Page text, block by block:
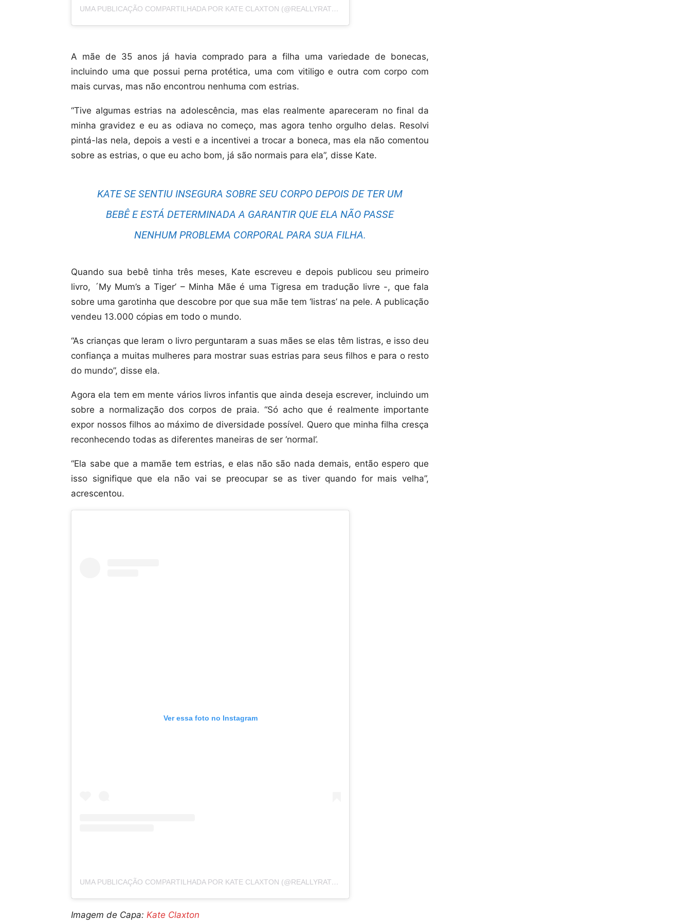
UMA PUBLICAÇÃO COMPARTILHADA POR KATE CLAXTON (@REALLYRATHERWILD)
A mãe de 35 anos já havia comprado para a filha uma variedade de bonecas,
incluindo uma que possui perna protética, uma com vitiligo e outra com corpo com
mais curvas, mas não encontrou nenhuma com estrias.
“Tive algumas estrias na adolescência, mas elas realmente apareceram no final da
minha gravidez e eu as odiava no começo, mas agora tenho orgulho delas. Resolvi
pintá-las nela, depois a vesti e a incentivei a trocar a boneca, mas ela não comentou
sobre as estrias, o que eu acho bom, já são normais para ela”, disse Kate.
KATE SE SENTIU INSEGURA SOBRE SEU CORPO DEPOIS DE TER UM
BEBÊ E ESTÁ DETERMINADA A GARANTIR QUE ELA NÃO PASSE
NENHUM PROBLEMA CORPORAL PARA SUA FILHA.
Quando sua bebê tinha três meses, Kate escreveu e depois publicou seu primeiro
livro, ´My Mum’s a Tiger’ – Minha Mãe é uma Tigresa em tradução livre -, que fala
sobre uma garotinha que descobre por que sua mãe tem ‘listras’ na pele. A publicação
vendeu 13.000 cópias em todo o mundo.
“As crianças que leram o livro perguntaram a suas mães se elas têm listras, e isso deu
confiança a muitas mulheres para mostrar suas estrias para seus filhos e para o resto
do mundo”, disse ela.
Agora ela tem em mente vários livros infantis que ainda deseja escrever, incluindo um
sobre a normalização dos corpos de praia. “Só acho que é realmente importante
expor nossos filhos ao máximo de diversidade possível. Quero que minha filha cresça
reconhecendo todas as diferentes maneiras de ser ‘normal’.
“Ela sabe que a mamãe tem estrias, e elas não são nada demais, então espero que
isso signifique que ela não vai se preocupar se as tiver quando for mais velha”,
acrescentou.
Ver essa foto no Instagram
UMA PUBLICAÇÃO COMPARTILHADA POR KATE CLAXTON (@REALLYRATHERWILD)
Imagem de Capa: Kate Claxton